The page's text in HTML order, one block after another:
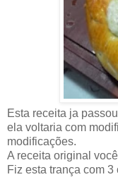
Esta receita ja
ela voltaria com
modificações.
A receita original
Fiz esta trança com